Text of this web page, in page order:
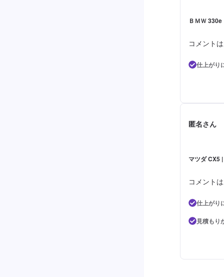
ＢＭＷ
コメント
仕上がり
匿名さん
マツダ CX5
コメント
仕上がり
見積もり